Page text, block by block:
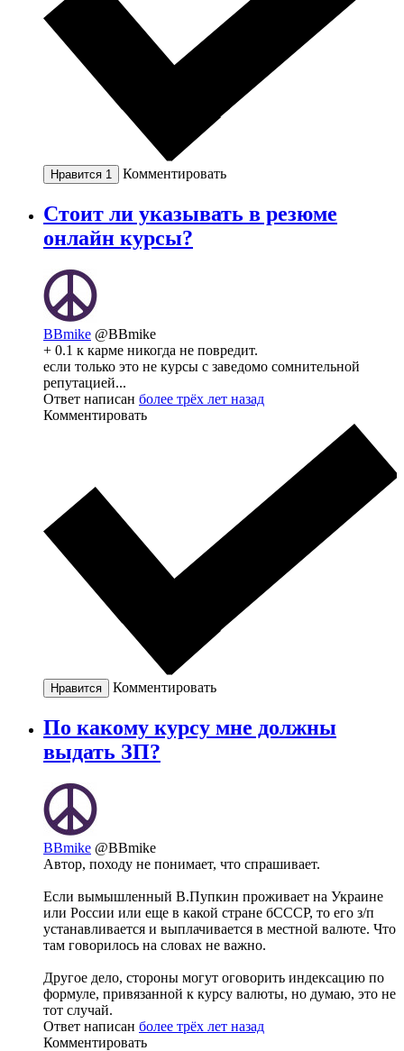
Нравится 1 Комментировать
Стоит ли указывать в резюме
онлайн курсы?
BBmike @BBmike
+ 0.1 к карме никогда не повредит.
если только это не курсы с заведомо сомнительной
репутацией...
Ответ написан более трёх лет назад
Комментировать
Нравится Комментировать
По какому курсу мне должны
выдать ЗП?
BBmike @BBmike
Автор, походу не понимает, что спрашивает.
Если вымышленный В.Пупкин проживает на Украине
или России или еще в какой стране бСССР, то его з/п
устанавливается и выплачивается в местной валюте. Что
там говорилось на словах не важно.
Другое дело, стороны могут оговорить индексацию по
формуле, привязанной к курсу валюты, но думаю, это не
тот случай.
Ответ написан более трёх лет назад
Комментировать